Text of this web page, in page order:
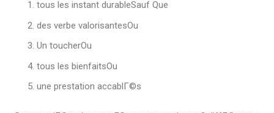
tous les instant durableSauf Que
des verbe valorisantesOu
Un toucherOu
tous les bienfaitsOu
une prestation accablГ©s